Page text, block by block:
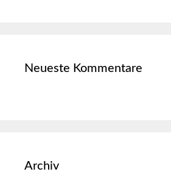
Neueste Kommentare
Archiv